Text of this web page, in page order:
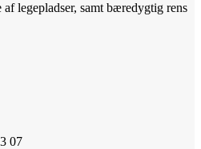
legepladser, samt bæredygtig rens
07